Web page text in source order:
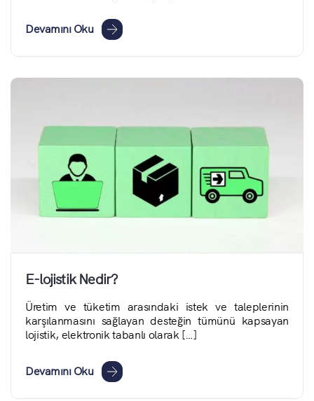
Devamını Oku
E-lojistik Nedir?
Üretim ve tüketim arasındaki istek ve taleplerinin
karşılanmasını sağlayan desteğin tümünü kapsayan
lojistik, elektronik tabanlı olarak […]
Devamını Oku